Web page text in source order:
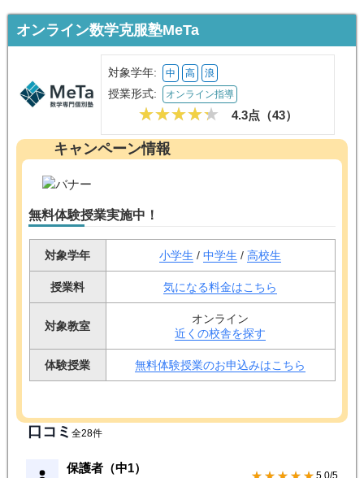
オンライン数学克服塾MeTa
対象学年: 中 高 浪
授業形式: オンライン指導
4.3点（
キャンペーン情報
対象学年 小学生/中学生/高校生
授業料 気になる料金はこちら
オンライン
近くの校舎を探す
体験授業 無料体験授業のお申込みはこちら
口コミ全28件
オンライン数学克服塾MeTa